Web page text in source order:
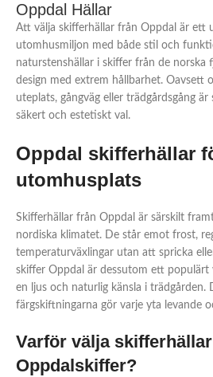
Oppdal Hällar
Att välja skifferhällar från Oppdal är ett
utomhusmiljon med både stil och
naturstenshällar i skiffer från de norska
design med extrem hållbarhet. Oavsett
uteplats, gångväg eller trädgårdsgång
säkert och estetiskt val.
Oppdal skifferhällar
utomhusplats
Skifferhällar från Oppdal är särskilt
nordiska klimatet. De står emot frost,
temperaturväxlingar utan att spricka
skiffer Oppdal är dessutom ett populärt
en ljus och naturlig känsla i trädgården.
färgskiftningarna gör varje yta levande
Varför välja
Oppdalskiffer?